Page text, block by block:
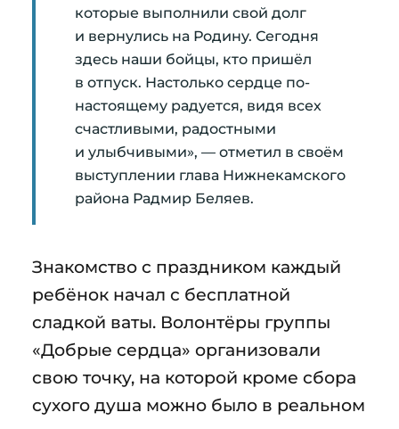
которые выполнили свой долг
и вернулись на Родину. Сегодня
здесь наши бойцы, кто пришёл
в отпуск. Настолько сердце по-
настоящему радуется, видя всех
счастливыми, радостными
и улыбчивыми», — отметил в своём
выступлении глава Нижнекамского
района Радмир Беляев.
Знакомство с праздником каждый
ребёнок начал с бесплатной
сладкой ваты. Волонтёры группы
«Добрые сердца» организовали
свою точку, на которой кроме сбора
сухого душа можно было в реальном